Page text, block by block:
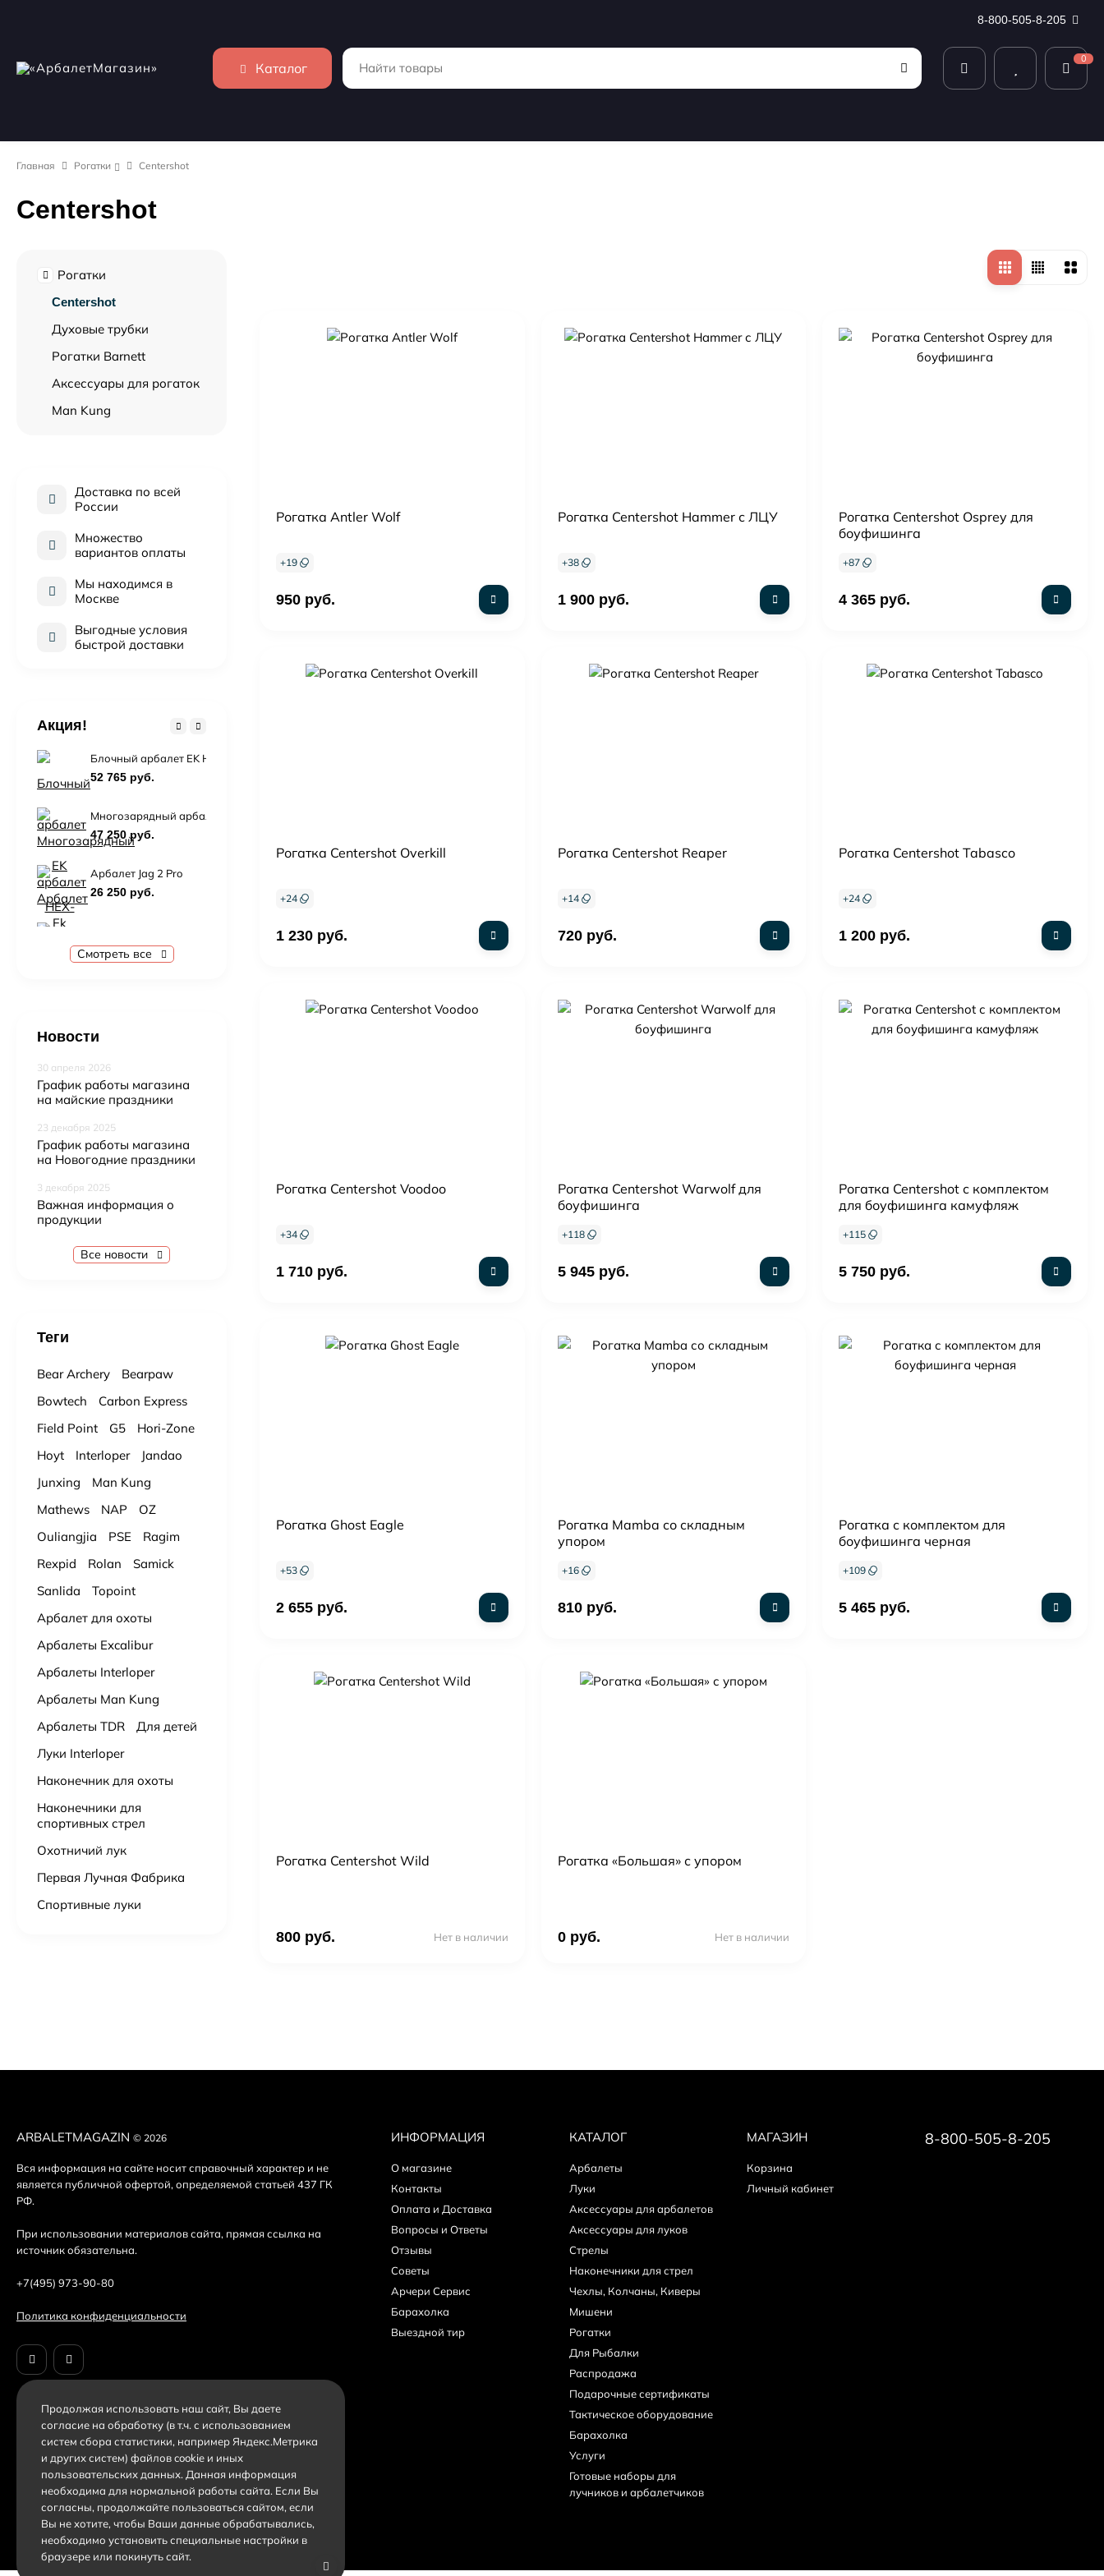
8-800-505-8-205
Каталог
0
Главная Рогатки Centershot
Centershot
Рогатка Antler Wolf
+19
950 руб.
Рогатка Centershot Hammer с ЛЦУ
+38
1 900 руб.
Рогатка Centershot Osprey для
боуфишинга
+87
4 365 руб.
Рогатка Centershot Overkill
+24
1 230 руб.
Рогатка Centershot Reaper
+14
720 руб.
Рогатка Centershot Tabasco
+24
1 200 руб.
Рогатка Centershot Voodoo
+34
1 710 руб.
Рогатка Centershot Warwolf для
боуфишинга
+118
5 945 руб.
Рогатка Centershot с комплектом
для боуфишинга камуфляж
+115
5 750 руб.
Рогатка Ghost Eagle
+53
2 655 руб.
Рогатка Mamba со складным
упором
+16
810 руб.
Рогатка с комплектом для
боуфишинга черная
+109
5 465 руб.
Рогатка Centershot Wild
800 руб. Нет в наличии
Рогатка «Большая» с упором
0 руб. Нет в наличии
Рогатки
Centershot
Духовые трубки
Рогатки Barnett
Аксессуары для рогаток
Man Kung
Доставка по всей
России
Множество
вариантов оплаты
Мы находимся в
Москве
Выгодные условия
быстрой доставки
Акция!
Блочный арбалет EK HEX-430 (черный, c комплектацией)
52 765 руб.
Многозарядный арбалет Ek Cobra System RX ADDER
47 250 руб.
Арбалет Jag 2 Pro
26 250 руб.
Блочный арбалет Ek Vulcan 415 c комплектацией
57 500 руб.
Смотреть все
Новости
30 апреля 2026
График работы магазина
на майские праздники
23 декабря 2025
График работы магазина
на Новогодние праздники
3 декабря 2025
Важная информация о
продукции
Все новости
Теги
Bear Archery
Bearpaw
Bowtech
Carbon Express
Field Point
G5
Hori-Zone
Hoyt
Interloper
Jandao
Junxing
Man Kung
Mathews
NAP
OZ
Ouliangjia
PSE
Ragim
Rexpid
Rolan
Samick
Sanlida
Topoint
Арбалет для охоты
Арбалеты Excalibur
Арбалеты Interloper
Арбалеты Man Kung
Арбалеты TDR
Для детей
Луки Interloper
Наконечник для охоты
Наконечники для
спортивных стрел
Охотничий лук
Первая Лучная Фабрика
Спортивные луки
ARBALETMAGAZIN © 2026
Вся информация на сайте носит справочный характер и не
является публичной офертой, определяемой статьей 437 ГК
РФ.
При использовании материалов сайта, прямая ссылка на
источник обязательна.
+7(495) 973-90-80
Политика конфиденциальности
ИНФОРМАЦИЯ
О магазине
Контакты
Оплата и Доставка
Вопросы и Ответы
Отзывы
Советы
Арчери Сервис
Барахолка
Выездной тир
КАТАЛОГ
Арбалеты
Луки
Аксессуары для арбалетов
Аксессуары для луков
Стрелы
Наконечники для стрел
Чехлы, Колчаны, Киверы
Мишени
Рогатки
Для Рыбалки
Распродажа
Подарочные сертификаты
Тактическое оборудование
Барахолка
Услуги
Готовые наборы для
лучников и арбалетчиков
МАГАЗИН
Корзина
Личный кабинет
8-800-505-8-205
Продолжая использовать наш cайт, Вы даете
согласие на обработку (в т.ч. с использованием
систем сбора статистики, например Яндекс.Метрика
и других систем) файлов cookie и иных
пользовательских данных. Данная информация
необходима для нормальной работы сайта. Если Вы
согласны, продолжайте пользоваться сайтом, если
Вы не хотите, чтобы Ваши данные обрабатывались,
необходимо установить специальные настройки в
браузере или покинуть сайт.